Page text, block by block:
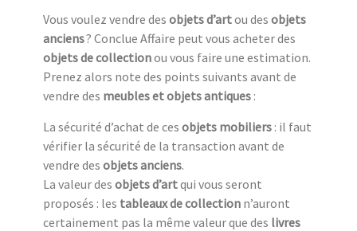
Vous voulez vendre des objets d’artou des objets
anciens? Conclue Affaire peut vous acheter des
objets de collectionou vous faire une estimation.
Prenez alors note des points suivants avant de
vendre des meubles et objets antiques :
La sécurité d’achat de ces objets mobiliers : il faut
vérifier la sécurité de la transaction avant de
vendre des objets anciens.
La valeur des objets d’artqui vous seront
proposés : les tableaux de collection n’auront
certainement pas la même valeur que des livres